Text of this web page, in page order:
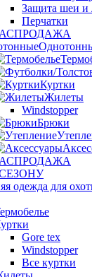
Защита шеи и
Перчатки
Куртки
Жилеты
Windstopper
Брюки
Gore tex
Windstopper
Все куртки